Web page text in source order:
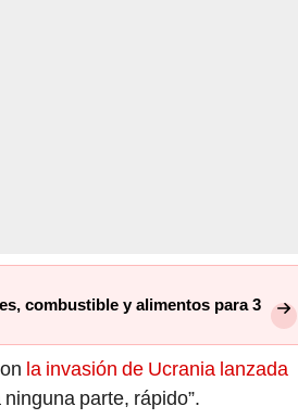
combustible y alimentos para 3
la invasión de Ucrania lanzada
ninguna parte, rápido”.